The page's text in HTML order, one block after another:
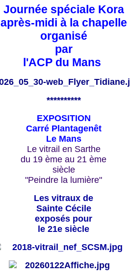
Journée spéciale Kora
après-midi à la chapelle
organisé
par
l'ACP du Mans
**********
EXPOSITION
Carré Plantagenêt
Le Mans
Le vitrail en Sarthe
du 19 ème au 21 ème
siècle
"Peindre la lumière"
Les vitraux de
Sainte Cécile
exposés pour
le 21e siècle